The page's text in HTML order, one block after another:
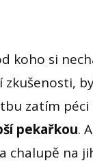
koho si
zatím
pekařkou.
chalupě na